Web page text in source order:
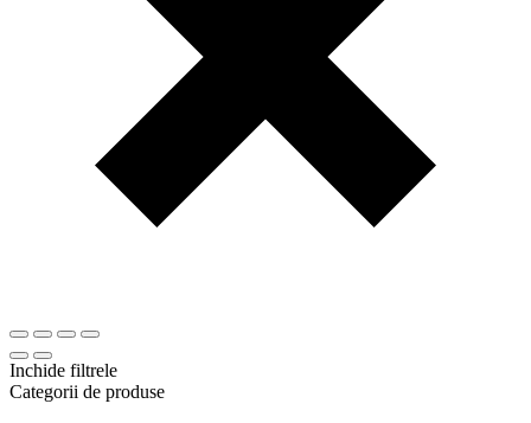
Inchide filtrele
Categorii de produse